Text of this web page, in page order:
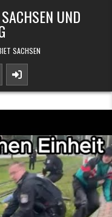
UND
SACHSEN